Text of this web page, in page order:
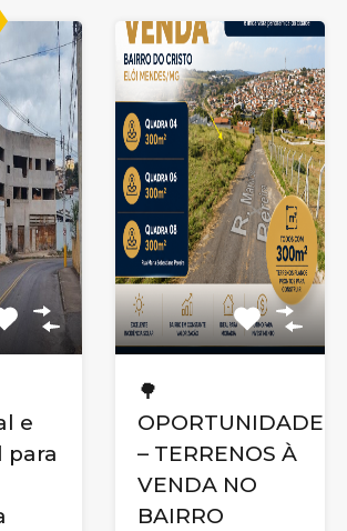
e
para
🌳
OPORTUNIDADE
– TERRENOS À
VENDA NO
BAIRRO